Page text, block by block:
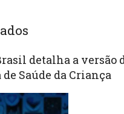
detalha a versão
Saúde da Criança